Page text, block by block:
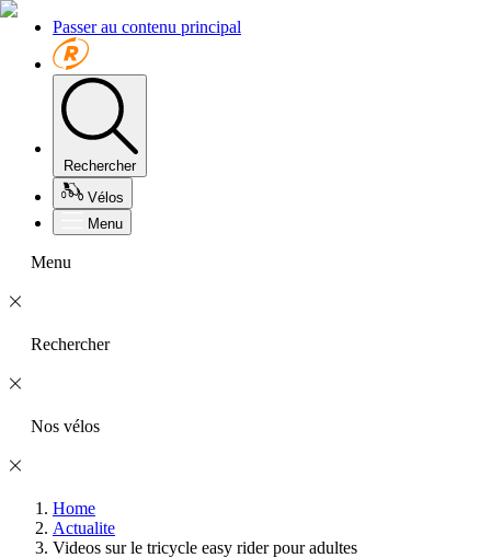
Passer au contenu principal
Rechercher
Vélos
Menu
Menu
Rechercher
Nos vélos
Home
Actualite
Videos sur le tricycle easy rider pour adultes